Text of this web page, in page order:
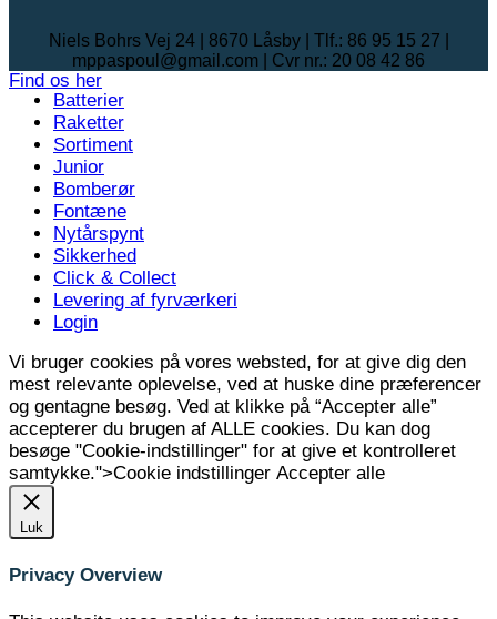
Find os her
Niels Bohrs Vej 24 | 8670 Låsby | Tlf.: 86 95 15 27 |
mppaspoul@gmail.com | Cvr nr.: 20 08 42 86
Batterier
Raketter
Sortiment
Junior
Bomberør
Fontæne
Nytårspynt
Sikkerhed
Click & Collect
Levering af fyrværkeri
Login
Vi bruger cookies på vores websted, for at give dig den
mest relevante oplevelse, ved at huske dine præferencer
og gentagne besøg. Ved at klikke på “Accepter alle”
accepterer du brugen af ​​ALLE cookies. Du kan dog
besøge "Cookie-indstillinger" for at give et kontrolleret
samtykke.">Cookie indstillinger Accepter alle
Luk
Privacy Overview